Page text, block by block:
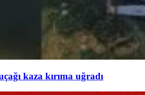
kaza kırıma uğradı